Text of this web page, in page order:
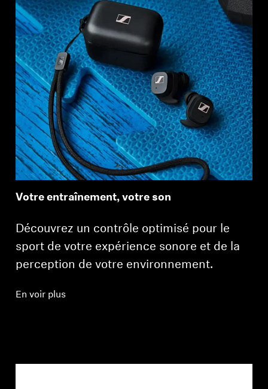
Votre entraînement, votre son
Découvrez un contrôle optimisé pour le
sport de votre expérience sonore et de la
perception de votre environnement.
En voir plus